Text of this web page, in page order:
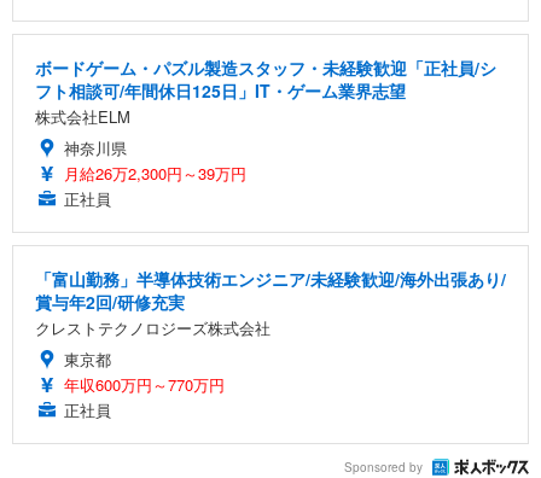
ボードゲーム・パズル製造スタッフ・未経験歓迎「正社員/シ
フト相談可/年間休日125日」IT・ゲーム業界志望
株式会社ELM
神奈川県
月給26万2,300円～39万円
正社員
「富山勤務」半導体技術エンジニア/未経験歓迎/海外出張あり/
賞与年2回/研修充実
クレストテクノロジーズ株式会社
東京都
年収600万円～770万円
正社員
Sponsored by